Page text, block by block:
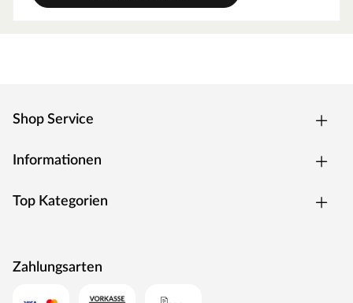
Shop Service
Informationen
Top Kategorien
Zahlungsarten